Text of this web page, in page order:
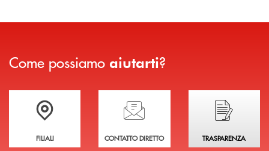
Come possiamo aiutarti?
Trova la filiale più vicina a te
FILIALI
Hai bisogno di assistenza immediata?
CONTATTO DIRETTO
Hai bisogno di
TRASPARENZA